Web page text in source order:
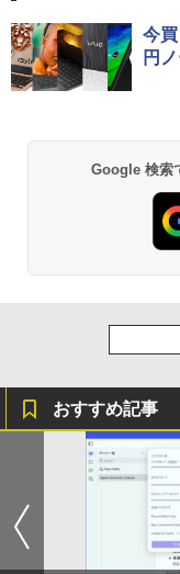
今
円
Google 検索
おすすめ記事